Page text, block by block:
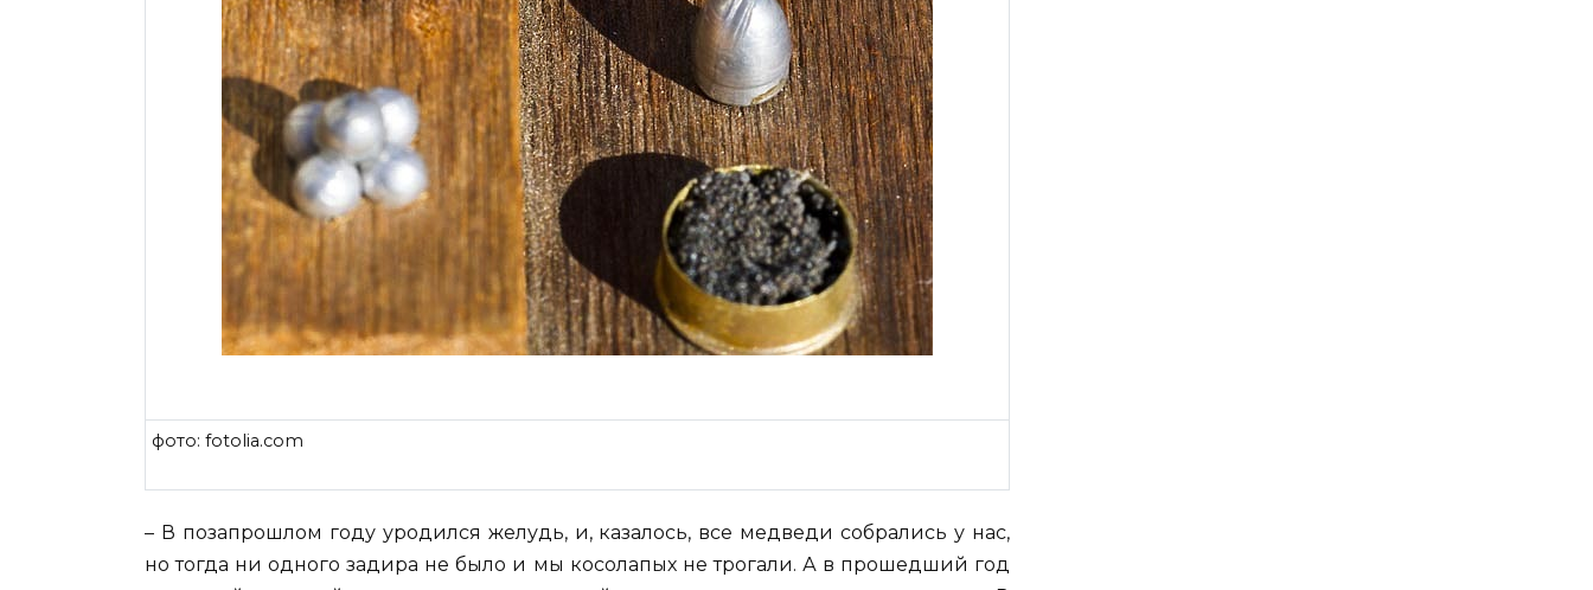
фото: fotolia.com
– В позапрошлом году уродился желудь, и, казалось, все медведи собрались у нас,
но тогда ни одного задира не было и мы косолапых не трогали. А в прошедший год